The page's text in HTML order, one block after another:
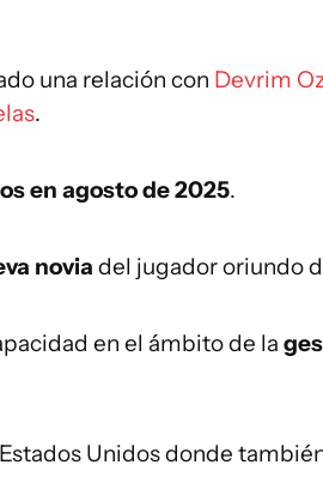
una relación con Devrim
.
en agosto de 2025.
novia del jugador oriundo
en el ámbito de la
Unidos donde